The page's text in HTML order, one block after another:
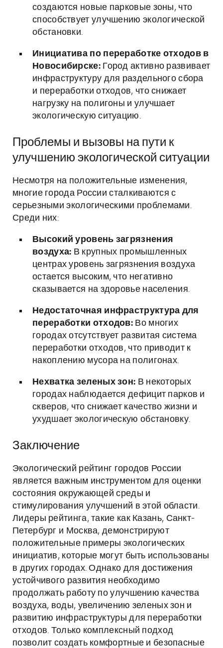
создаются новые парковые зоны, что
способствует улучшению экологической
обстановки.
Инициатива по переработке отходов в
Новосибирске:Город активно развивает
инфраструктуру для раздельного сбора
и переработки отходов, что снижает
нагрузку на полигоны и улучшает
экологическую ситуацию.
Проблемы и вызовы на пути к
улучшению экологической ситуации
Несмотря на положительные изменения,
многие города России сталкиваются с
серьезными экологическими проблемами.
Среди них:
Высокий уровень загрязнения
воздуха: В крупных промышленных
центрах уровень загрязнения воздуха
остается высоким, что негативно
сказывается на здоровье населения.
Недостаточная инфраструктура для
переработки отходов: Во многих
городах отсутствует развитая система
переработки отходов, что приводит к
накоплению мусора на полигонах.
Нехватка зеленых зон: В некоторых
городах наблюдается дефицит парков и
скверов, что снижает качество жизни и
ухудшает экологическую обстановку.
Заключение
Экологический рейтинг городов России
является важным инструментом для оценки
состояния окружающей среды и
стимулирования улучшений в этой области.
Лидеры рейтинга, такие как Казань, Санкт-
Петербург и Москва, демонстрируют
положительные примеры экологических
инициатив, которые могут быть использованы
в других городах. Однако для достижения
устойчивого развития необходимо
продолжать работу по улучшению качества
воздуха, воды, увеличению зеленых зон и
развитию инфраструктуры для переработки
отходов. Только комплексный подход
позволит создать комфортные и безопасные